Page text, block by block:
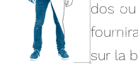
dos
sur la